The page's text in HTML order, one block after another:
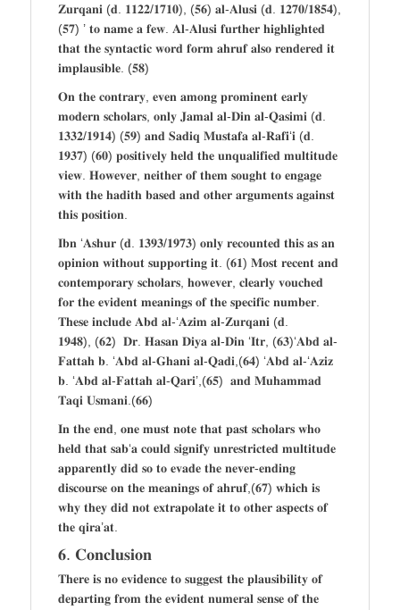
𝐙𝐮𝐫𝐪𝐚𝐧𝐢 (𝐝. 𝟏𝟏𝟐𝟐/𝟏𝟕𝟏𝟎), (𝟓𝟔) 𝐚𝐥-𝐀𝐥𝐮𝐬𝐢 (𝐝. 𝟏𝟐𝟕𝟎/𝟏𝟖𝟓𝟒),
(𝟓𝟕) ’ 𝐭𝐨 𝐧𝐚𝐦𝐞 𝐚 𝐟𝐞𝐰. 𝐀𝐥-𝐀𝐥𝐮𝐬𝐢 𝐟𝐮𝐫𝐭𝐡𝐞𝐫 𝐡𝐢𝐠𝐡𝐥𝐢𝐠𝐡𝐭𝐞𝐝
𝐭𝐡𝐚𝐭 𝐭𝐡𝐞 𝐬𝐲𝐧𝐭𝐚𝐜𝐭𝐢𝐜 𝐰𝐨𝐫𝐝 𝐟𝐨𝐫𝐦 𝐚𝐡𝐫𝐮𝐟 𝐚𝐥𝐬𝐨 𝐫𝐞𝐧𝐝𝐞𝐫𝐞𝐝 𝐢𝐭
𝐢𝐦𝐩𝐥𝐚𝐮𝐬𝐢𝐛𝐥𝐞. (𝟓𝟖)
𝐎𝐧 𝐭𝐡𝐞 𝐜𝐨𝐧𝐭𝐫𝐚𝐫𝐲, 𝐞𝐯𝐞𝐧 𝐚𝐦𝐨𝐧𝐠 𝐩𝐫𝐨𝐦𝐢𝐧𝐞𝐧𝐭 𝐞𝐚𝐫𝐥𝐲
𝐦𝐨𝐝𝐞𝐫𝐧 𝐬𝐜𝐡𝐨𝐥𝐚𝐫𝐬, 𝐨𝐧𝐥𝐲 𝐉𝐚𝐦𝐚𝐥 𝐚𝐥-𝐃𝐢𝐧 𝐚𝐥-𝐐𝐚𝐬𝐢𝐦𝐢 (𝐝.
𝟏𝟑𝟑𝟐/𝟏𝟗𝟏𝟒) (𝟓𝟗) 𝐚𝐧𝐝 𝐒𝐚𝐝𝐢𝐪 𝐌𝐮𝐬𝐭𝐚𝐟𝐚 𝐚𝐥-𝐑𝐚𝐟𝐢‘𝐢 (𝐝.
𝟏𝟗𝟑𝟕) (𝟔𝟎) 𝐩𝐨𝐬𝐢𝐭𝐢𝐯𝐞𝐥𝐲 𝐡𝐞𝐥𝐝 𝐭𝐡𝐞 𝐮𝐧𝐪𝐮𝐚𝐥𝐢𝐟𝐢𝐞𝐝 𝐦𝐮𝐥𝐭𝐢𝐭𝐮𝐝𝐞
𝐯𝐢𝐞𝐰. 𝐇𝐨𝐰𝐞𝐯𝐞𝐫, 𝐧𝐞𝐢𝐭𝐡𝐞𝐫 𝐨𝐟 𝐭𝐡𝐞𝐦 𝐬𝐨𝐮𝐠𝐡𝐭 𝐭𝐨 𝐞𝐧𝐠𝐚𝐠𝐞
𝐰𝐢𝐭𝐡 𝐭𝐡𝐞 𝐡𝐚𝐝𝐢𝐭𝐡 𝐛𝐚𝐬𝐞𝐝 𝐚𝐧𝐝 𝐨𝐭𝐡𝐞𝐫 𝐚𝐫𝐠𝐮𝐦𝐞𝐧𝐭𝐬 𝐚𝐠𝐚𝐢𝐧𝐬𝐭
𝐭𝐡𝐢𝐬 𝐩𝐨𝐬𝐢𝐭𝐢𝐨𝐧.
𝐈𝐛𝐧 ‘𝐀𝐬𝐡𝐮𝐫 (𝐝. 𝟏𝟑𝟗𝟑/𝟏𝟗𝟕𝟑) 𝐨𝐧𝐥𝐲 𝐫𝐞𝐜𝐨𝐮𝐧𝐭𝐞𝐝 𝐭𝐡𝐢𝐬 𝐚𝐬 𝐚𝐧
𝐨𝐩𝐢𝐧𝐢𝐨𝐧 𝐰𝐢𝐭𝐡𝐨𝐮𝐭 𝐬𝐮𝐩𝐩𝐨𝐫𝐭𝐢𝐧𝐠 𝐢𝐭. (𝟔𝟏) 𝐌𝐨𝐬𝐭 𝐫𝐞𝐜𝐞𝐧𝐭 𝐚𝐧𝐝
𝐜𝐨𝐧𝐭𝐞𝐦𝐩𝐨𝐫𝐚𝐫𝐲 𝐬𝐜𝐡𝐨𝐥𝐚𝐫𝐬, 𝐡𝐨𝐰𝐞𝐯𝐞𝐫, 𝐜𝐥𝐞𝐚𝐫𝐥𝐲 𝐯𝐨𝐮𝐜𝐡𝐞𝐝
𝐟𝐨𝐫 𝐭𝐡𝐞 𝐞𝐯𝐢𝐝𝐞𝐧𝐭 𝐦𝐞𝐚𝐧𝐢𝐧𝐠𝐬 𝐨𝐟 𝐭𝐡𝐞 𝐬𝐩𝐞𝐜𝐢𝐟𝐢𝐜 𝐧𝐮𝐦𝐛𝐞𝐫.
𝐓𝐡𝐞𝐬𝐞 𝐢𝐧𝐜𝐥𝐮𝐝𝐞 𝐀𝐛𝐝 𝐚𝐥-‘𝐀𝐳𝐢𝐦 𝐚𝐥-𝐙𝐮𝐫𝐪𝐚𝐧𝐢 (𝐝.
𝟏𝟗𝟒𝟖), (𝟔𝟐) 𝐃𝐫. 𝐇𝐚𝐬𝐚𝐧 𝐃𝐢𝐲𝐚 𝐚𝐥-𝐃𝐢𝐧 ‘𝐈𝐭𝐫, (𝟔𝟑)‘𝐀𝐛𝐝 𝐚𝐥-
𝐅𝐚𝐭𝐭𝐚𝐡 𝐛. ‘𝐀𝐛𝐝 𝐚𝐥-𝐆𝐡𝐚𝐧𝐢 𝐚𝐥-𝐐𝐚𝐝𝐢,(𝟔𝟒) ‘𝐀𝐛𝐝 𝐚𝐥-‘𝐀𝐳𝐢𝐳
𝐛. ‘𝐀𝐛𝐝 𝐚𝐥-𝐅𝐚𝐭𝐭𝐚𝐡 𝐚𝐥-𝐐𝐚𝐫𝐢’,(𝟔𝟓) 𝐚𝐧𝐝 𝐌𝐮𝐡𝐚𝐦𝐦𝐚𝐝
𝐓𝐚𝐪𝐢 𝐔𝐬𝐦𝐚𝐧𝐢.(𝟔𝟔)
𝐈𝐧 𝐭𝐡𝐞 𝐞𝐧𝐝, 𝐨𝐧𝐞 𝐦𝐮𝐬𝐭 𝐧𝐨𝐭𝐞 𝐭𝐡𝐚𝐭 𝐩𝐚𝐬𝐭 𝐬𝐜𝐡𝐨𝐥𝐚𝐫𝐬 𝐰𝐡𝐨
𝐡𝐞𝐥𝐝 𝐭𝐡𝐚𝐭 𝐬𝐚𝐛‘𝐚 𝐜𝐨𝐮𝐥𝐝 𝐬𝐢𝐠𝐧𝐢𝐟𝐲 𝐮𝐧𝐫𝐞𝐬𝐭𝐫𝐢𝐜𝐭𝐞𝐝 𝐦𝐮𝐥𝐭𝐢𝐭𝐮𝐝𝐞
𝐚𝐩𝐩𝐚𝐫𝐞𝐧𝐭𝐥𝐲 𝐝𝐢𝐝 𝐬𝐨 𝐭𝐨 𝐞𝐯𝐚𝐝𝐞 𝐭𝐡𝐞 𝐧𝐞𝐯𝐞𝐫-𝐞𝐧𝐝𝐢𝐧𝐠
𝐝𝐢𝐬𝐜𝐨𝐮𝐫𝐬𝐞 𝐨𝐧 𝐭𝐡𝐞 𝐦𝐞𝐚𝐧𝐢𝐧𝐠𝐬 𝐨𝐟 𝐚𝐡𝐫𝐮𝐟,(𝟔𝟕) 𝐰𝐡𝐢𝐜𝐡 𝐢𝐬
𝐰𝐡𝐲 𝐭𝐡𝐞𝐲 𝐝𝐢𝐝 𝐧𝐨𝐭 𝐞𝐱𝐭𝐫𝐚𝐩𝐨𝐥𝐚𝐭𝐞 𝐢𝐭 𝐭𝐨 𝐨𝐭𝐡𝐞𝐫 𝐚𝐬𝐩𝐞𝐜𝐭𝐬 𝐨𝐟
𝐭𝐡𝐞 𝐪𝐢𝐫𝐚’𝐚𝐭.
𝟔. 𝐂𝐨𝐧𝐜𝐥𝐮𝐬𝐢𝐨𝐧
𝐓𝐡𝐞𝐫𝐞 𝐢𝐬 𝐧𝐨 𝐞𝐯𝐢𝐝𝐞𝐧𝐜𝐞 𝐭𝐨 𝐬𝐮𝐠𝐠𝐞𝐬𝐭 𝐭𝐡𝐞 𝐩𝐥𝐚𝐮𝐬𝐢𝐛𝐢𝐥𝐢𝐭𝐲 𝐨𝐟
𝐝𝐞𝐩𝐚𝐫𝐭𝐢𝐧𝐠 𝐟𝐫𝐨𝐦 𝐭𝐡𝐞 𝐞𝐯𝐢𝐝𝐞𝐧𝐭 𝐧𝐮𝐦𝐞𝐫𝐚𝐥 𝐬𝐞𝐧𝐬𝐞 𝐨𝐟 𝐭𝐡𝐞